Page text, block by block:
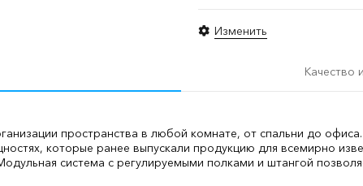
Изменить
Качество
пространства в любой комнате, от спальни до
которые ранее выпускали продукцию для всемирно
система с регулируемыми полками и штангой